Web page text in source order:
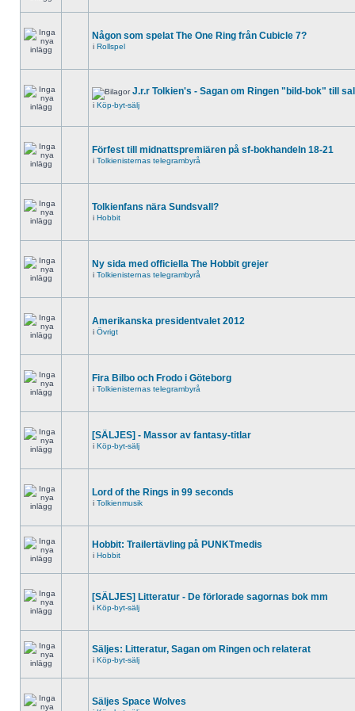
Någon som spelat The One Ring från Cubicle 7?
i Rollspel
J.r.r Tolkien's - Sagan om Ringen "bild-bok" till
i Köp-byt-sälj
Förfest till midnattspremiären på sf-bokhandeln 18-21
i Tolkienisternas telegrambyrå
Tolkienfans nära Sundsvall?
i Hobbit
Ny sida med officiella The Hobbit grejer
i Tolkienisternas telegrambyrå
Amerikanska presidentvalet 2012
i Övrigt
Fira Bilbo och Frodo i Göteborg
i Tolkienisternas telegrambyrå
[SÄLJES] - Massor av fantasy-titlar
i Köp-byt-sälj
Lord of the Rings in 99 seconds
i Tolkienmusik
Hobbit: Trailertävling på PUNKTmedis
i Hobbit
[SÄLJES] Litteratur - De förlorade sagornas bok mm
i Köp-byt-sälj
Säljes: Litteratur, Sagan om Ringen och relaterat
i Köp-byt-sälj
Säljes Space Wolves